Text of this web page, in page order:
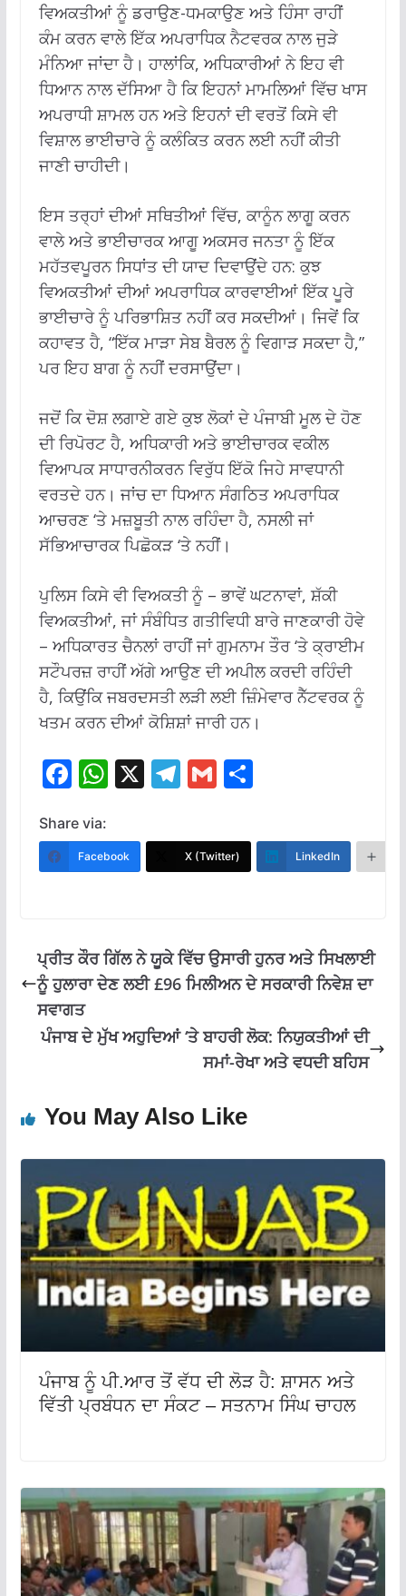
ਵਿਅਕਤੀਆਂ ਨੂੰ ਡਰਾਉਣ-ਧਮਕਾਉਣ ਅਤੇ ਹਿੰਸਾ ਰਾਹੀਂ
ਕੰਮ ਕਰਨ ਵਾਲੇ ਇੱਕ ਅਪਰਾਧਿਕ ਨੈਟਵਰਕ ਨਾਲ ਜੁੜੇ
ਮੰਨਿਆ ਜਾਂਦਾ ਹੈ। ਹਾਲਾਂਕਿ, ਅਧਿਕਾਰੀਆਂ ਨੇ ਇਹ ਵੀ
ਧਿਆਨ ਨਾਲ ਦੱਸਿਆ ਹੈ ਕਿ ਇਹਨਾਂ ਮਾਮਲਿਆਂ ਵਿੱਚ ਖਾਸ
ਅਪਰਾਧੀ ਸ਼ਾਮਲ ਹਨ ਅਤੇ ਇਹਨਾਂ ਦੀ ਵਰਤੋਂ ਕਿਸੇ ਵੀ
ਵਿਸ਼ਾਲ ਭਾਈਚਾਰੇ ਨੂੰ ਕਲੰਕਿਤ ਕਰਨ ਲਈ ਨਹੀਂ ਕੀਤੀ
ਜਾਣੀ ਚਾਹੀਦੀ।
ਇਸ ਤਰ੍ਹਾਂ ਦੀਆਂ ਸਥਿਤੀਆਂ ਵਿੱਚ, ਕਾਨੂੰਨ ਲਾਗੂ ਕਰਨ
ਵਾਲੇ ਅਤੇ ਭਾਈਚਾਰਕ ਆਗੂ ਅਕਸਰ ਜਨਤਾ ਨੂੰ ਇੱਕ
ਮਹੱਤਵਪੂਰਨ ਸਿਧਾਂਤ ਦੀ ਯਾਦ ਦਿਵਾਉਂਦੇ ਹਨ: ਕੁਝ
ਵਿਅਕਤੀਆਂ ਦੀਆਂ ਅਪਰਾਧਿਕ ਕਾਰਵਾਈਆਂ ਇੱਕ ਪੂਰੇ
ਭਾਈਚਾਰੇ ਨੂੰ ਪਰਿਭਾਸ਼ਿਤ ਨਹੀਂ ਕਰ ਸਕਦੀਆਂ। ਜਿਵੇਂ ਕਿ
ਕਹਾਵਤ ਹੈ, “ਇੱਕ ਮਾੜਾ ਸੇਬ ਬੈਰਲ ਨੂੰ ਵਿਗਾੜ ਸਕਦਾ ਹੈ,”
ਪਰ ਇਹ ਬਾਗ ਨੂੰ ਨਹੀਂ ਦਰਸਾਉਂਦਾ।
ਜਦੋਂ ਕਿ ਦੋਸ਼ ਲਗਾਏ ਗਏ ਕੁਝ ਲੋਕਾਂ ਦੇ ਪੰਜਾਬੀ ਮੂਲ ਦੇ ਹੋਣ
ਦੀ ਰਿਪੋਰਟ ਹੈ, ਅਧਿਕਾਰੀ ਅਤੇ ਭਾਈਚਾਰਕ ਵਕੀਲ
ਵਿਆਪਕ ਸਾਧਾਰਨੀਕਰਨ ਵਿਰੁੱਧ ਇੱਕੋ ਜਿਹੇ ਸਾਵਧਾਨੀ
ਵਰਤਦੇ ਹਨ। ਜਾਂਚ ਦਾ ਧਿਆਨ ਸੰਗਠਿਤ ਅਪਰਾਧਿਕ
ਆਚਰਣ ‘ਤੇ ਮਜ਼ਬੂਤੀ ਨਾਲ ਰਹਿੰਦਾ ਹੈ, ਨਸਲੀ ਜਾਂ
ਸੱਭਿਆਚਾਰਕ ਪਿਛੋਕੜ ‘ਤੇ ਨਹੀਂ।
ਪੁਲਿਸ ਕਿਸੇ ਵੀ ਵਿਅਕਤੀ ਨੂੰ – ਭਾਵੇਂ ਘਟਨਾਵਾਂ, ਸ਼ੱਕੀ
ਵਿਅਕਤੀਆਂ, ਜਾਂ ਸੰਬੰਧਿਤ ਗਤੀਵਿਧੀ ਬਾਰੇ ਜਾਣਕਾਰੀ ਹੋਵੇ
– ਅਧਿਕਾਰਤ ਚੈਨਲਾਂ ਰਾਹੀਂ ਜਾਂ ਗੁਮਨਾਮ ਤੌਰ ‘ਤੇ ਕ੍ਰਾਈਮ
ਸਟੌਪਰਜ਼ ਰਾਹੀਂ ਅੱਗੇ ਆਉਣ ਦੀ ਅਪੀਲ ਕਰਦੀ ਰਹਿੰਦੀ
ਹੈ, ਕਿਉਂਕਿ ਜਬਰਦਸਤੀ ਲੜੀ ਲਈ ਜ਼ਿੰਮੇਵਾਰ ਨੈੱਟਵਰਕ ਨੂੰ
ਖਤਮ ਕਰਨ ਦੀਆਂ ਕੋਸ਼ਿਸ਼ਾਂ ਜਾਰੀ ਹਨ।
F
e
b
k
W
at
s
p
X T
e
gr
G
ai
l
S
ar
e
Share via:
Facebook X (Twitter) LinkedIn
ਪ੍ਰੀਤ ਕੌਰ ਗਿੱਲ ਨੇ ਯੂਕੇ ਵਿੱਚ ਉਸਾਰੀ ਹੁਨਰ ਅਤੇ ਸਿਖਲਾਈ
ਨੂੰ ਹੁਲਾਰਾ ਦੇਣ ਲਈ £96 ਮਿਲੀਅਨ ਦੇ ਸਰਕਾਰੀ ਨਿਵੇਸ਼ ਦਾ
ਸਵਾਗਤ
ਪੰਜਾਬ ਦੇ ਮੁੱਖ ਅਹੁਦਿਆਂ ‘ਤੇ ਬਾਹਰੀ ਲੋਕ: ਨਿਯੁਕਤੀਆਂ ਦੀ
ਸਮਾਂ-ਰੇਖਾ ਅਤੇ ਵਧਦੀ ਬਹਿਸ
You May Also Like
ਪੰਜਾਬ ਨੂੰ ਪੀ.ਆਰ ਤੋਂ ਵੱਧ ਦੀ ਲੋੜ ਹੈ: ਸ਼ਾਸਨ ਅਤੇ
ਵਿੱਤੀ ਪ੍ਰਬੰਧਨ ਦਾ ਸੰਕਟ – ਸਤਨਾਮ ਸਿੰਘ ਚਾਹਲ